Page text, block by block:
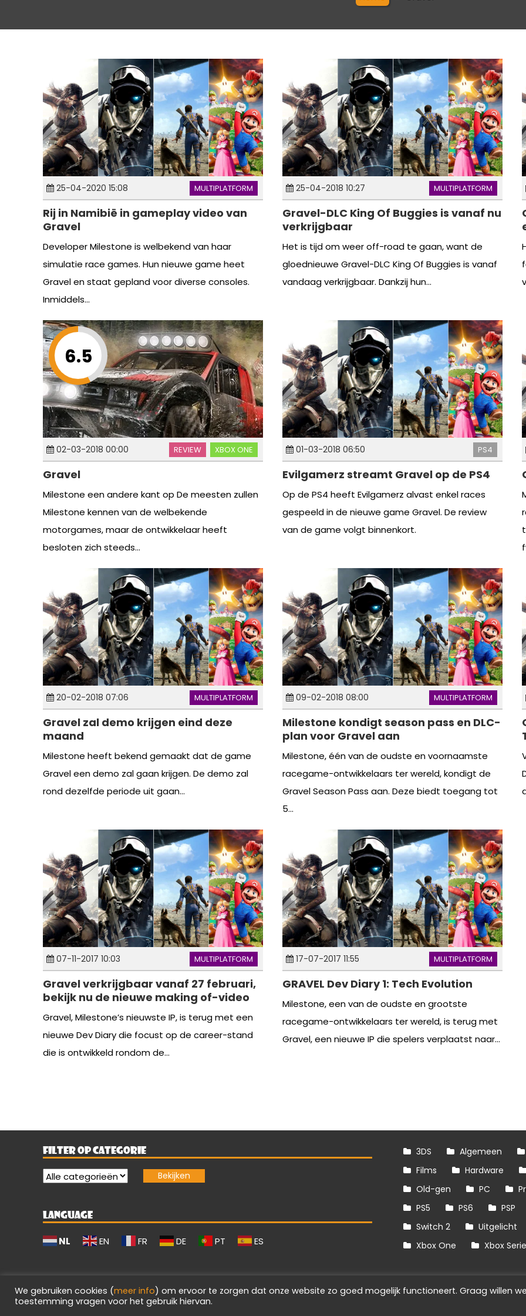
25-04-2020 15:08 MULTIPLATFORM
Rij in Namibië in gameplay video van
Gravel
Developer Milestone is welbekend van haar
simulatie race games. Hun nieuwe game heet
Gravel en staat gepland voor diverse consoles.
Inmiddels...
25-04-2018 10:27 MULTIPLATFORM
Gravel-DLC King Of Buggies is vanaf nu
verkrijgbaar
Het is tijd om weer off-road te gaan, want de
gloednieuwe Gravel-DLC King Of Buggies is vanaf
vandaag verkrijgbaar. Dankzij hun...
6.5
02-03-2018 00:00 REVIEW XBOX ONE
Gravel
Milestone een andere kant op De meesten zullen
Milestone kennen van de welbekende
motorgames, maar de ontwikkelaar heeft
besloten zich steeds...
01-03-2018 06:50 PS4
Evilgamerz streamt Gravel op de PS4
Op de PS4 heeft Evilgamerz alvast enkel races
gespeeld in de nieuwe game Gravel. De review
van de game volgt binnenkort.
20-02-2018 07:06 MULTIPLATFORM
Gravel zal demo krijgen eind deze
maand
Milestone heeft bekend gemaakt dat de game
Gravel een demo zal gaan krijgen. De demo zal
rond dezelfde periode uit gaan...
09-02-2018 08:00 MULTIPLATFORM
Milestone kondigt season pass en DLC-
plan voor Gravel aan
Milestone, één van de oudste en voornaamste
racegame-ontwikkelaars ter wereld, kondigt de
Gravel Season Pass aan. Deze biedt toegang tot
5...
07-11-2017 10:03 MULTIPLATFORM
Gravel verkrijgbaar vanaf 27 februari,
bekijk nu de nieuwe making of-video
Gravel, Milestone’s nieuwste IP, is terug met een
nieuwe Dev Diary die focust op de career-stand
die is ontwikkeld rondom de...
17-07-2017 11:55 MULTIPLATFORM
GRAVEL Dev Diary 1: Tech Evolution
Milestone, een van de oudste en grootste
racegame-ontwikkelaars ter wereld, is terug met
Gravel, een nieuwe IP die spelers verplaatst naar...
FILTER OP CATEGORIE
LANGUAGE
NL EN FR DE PT ES
3DS Algemeen
Films
Hardware
Old-gen
PC
PS5
PS6 PSP
Switch 2
Uitgelicht
Xbox One
Xbox
Evilgamerz 2026 - Alle rechten voorbehouden.
We gebruiken cookies (meer info) om ervoor te zorgen dat onze website zo goed mogelijk functioneert. Graag willen
toestemming vragen voor het gebruik hiervan.